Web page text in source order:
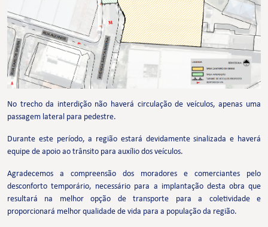
No trecho da interdição não haverá circulação de veículos, apenas uma
passagem lateral para pedestre.
Durante este período, a região estará devidamente sinalizada e haverá
equipe de apoio ao trânsito para auxílio dos veículos.
Agradecemos a compreensão dos moradores e comerciantes pelo
desconforto temporário, necessário para a implantação desta obra que
resultará na melhor opção de transporte para a coletividade e
proporcionará melhor qualidade de vida para a população da região.